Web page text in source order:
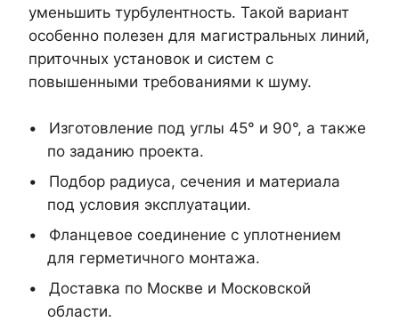
уменьшить турбулентность. Такой вариант
особенно полезен для магистральных линий,
приточных установок и систем с
повышенными требованиями к шуму.
Изготовление под углы 45° и 90°, а также
по заданию проекта.
Подбор радиуса, сечения и материала
под условия эксплуатации.
Фланцевое соединение с уплотнением
для герметичного монтажа.
Доставка по Москве и Московской
области.